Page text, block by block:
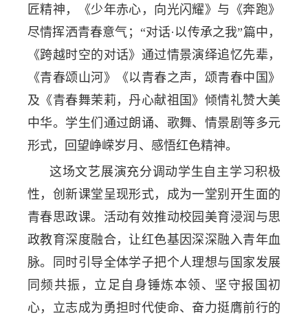
匠精神，《少年赤心，向光闪耀》与《奔跑》
尽情挥洒青春意气；“对话·以传承之我”篇中，
《跨越时空的对话》通过情景演绎追忆先辈，
《青春颂山河》《以青春之声，颂青春中国》
及《青春舞茉莉，丹心献祖国》倾情礼赞大美
中华。学生们通过朗诵、歌舞、情景剧等多元
形式，回望峥嵘岁月、感悟红色精神。
这场文艺展演充分调动学生自主学习积极
性，创新课堂呈现形式，成为一堂别开生面的
青春思政课。活动有效推动校园美育浸润与思
政教育深度融合，让红色基因深深融入青年血
脉。同时引导全体学子把个人理想与国家发展
同频共振，立足自身锤炼本领、坚守报国初
心，立志成为勇担时代使命、奋力挺膺前行的